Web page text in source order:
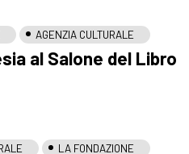
AGENZIA CULTURALE
al Salone del Libro
LA FONDAZIONE